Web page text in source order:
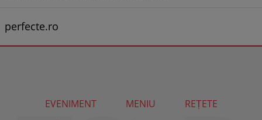
perfecte.ro
EVENIMENT MENIU
REȚETE